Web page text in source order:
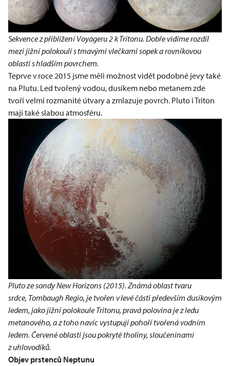
Sekvence z přiblížení Voyageru 2 k Tritonu. Dobře vidíme rozdíl
mezi jižní polokoulí s tmavými vlečkami sopek a rovníkovou
oblastí s hladším povrchem.
Teprve v roce 2015 jsme měli možnost vidět podobné jevy také
na Plutu. Led tvořený vodou, dusíkem nebo metanem zde
tvoří velmi rozmanité útvary a zmlazuje povrch. Pluto i Triton
mají také slabou atmosféru.
Pluto ze sondy New Horizons (2015). Známá oblast tvaru
srdce, Tombaugh Regio, je tvořen v levé části především dusíkovým
ledem, jako jižní polokoule Tritonu, pravá polovina je z ledu
metanového, a z toho navíc vystupují pohoří tvořená vodním
ledem. Červené oblasti jsou pokryté tholiny, sloučeninami
z uhlovodíků.
Objev prstenců Neptunu